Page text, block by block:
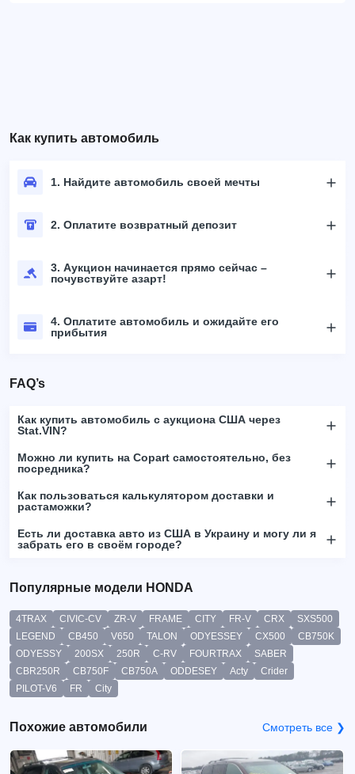
Как купить автомобиль
1. Найдите автомобиль своей мечты
2. Оплатите возвратный депозит
3. Аукцион начинается прямо сейчас –
почувствуйте азарт!
4. Оплатите автомобиль и ожидайте его
прибытия
FAQ’s
Как купить автомобиль с аукциона США через
Stat.VIN?
Можно ли купить на Copart самостоятельно, без
посредника?
Как пользоваться калькулятором доставки и
растаможки?
Есть ли доставка авто из США в Украину и могу ли я
забрать его в своём городе?
Популярные модели HONDA
4TRAX CIVIC-CV ZR-V FRAME CITY FR-V CRX
SXS500
LEGEND
CB450 V650 TALON ODYESSEY CX500
CB750K
ODYESSY
200SX 250R C-RV FOURTRAX
SABER
CBR250R
CB750F CB750A ODDESEY Acty
Crider
PILOT-V6
FR City
Похожие автомобили Смотреть все ❯